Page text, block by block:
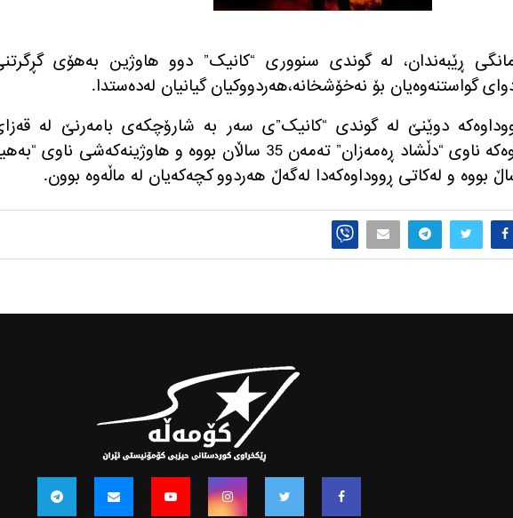
هه‌ینی ١٤ی مانگی ڕێبه‌ندان، لە گوندی سنووری “کانیک” دوو هاوژین بەهۆی
گواستنەوەیان بۆ نەخۆشخانە،هەردووکیان گیانیان لەدەستدا.
دوێنێ لە گوندی “کانیک”ی سەر بە شارۆچکەی بامەرنێ لە
ئامێدی ڕوویداوه‌. پیاوەکە ناوی “دڵشاد ڕەمەزان” تەمەن 35 ساڵان بووه‌ و هاوژینەکەشی ناوی